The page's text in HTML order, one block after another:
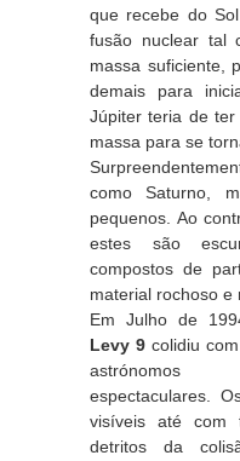
que recebe do
fusão nuclear tal
massa suficiente,
demais para
Júpiter teria de
massa para se
como Saturno,
pequenos. Ao
estes são
compostos de
material rochoso e
Em Julho de
Levy 9 colidiu
astrónomos
espectaculares.
visíveis até com
detritos da